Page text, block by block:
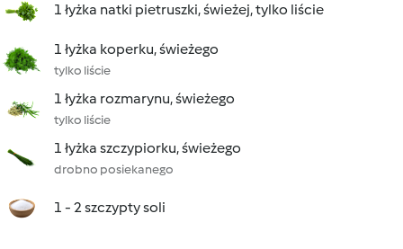
1 łyżka natki pietruszki, świeżej, tylko liście
1 łyżka koperku, świeżego
tylko liście
1 łyżka rozmarynu, świeżego
tylko liście
1 łyżka szczypiorku, świeżego
drobno posiekanego
1 - 2 szczypty soli